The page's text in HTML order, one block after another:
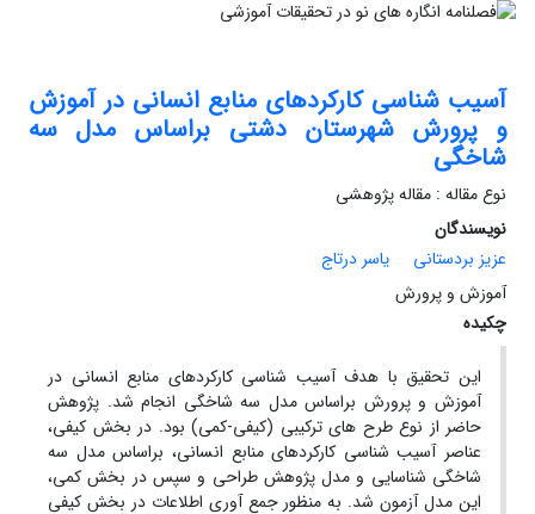
آسیب شناسی کارکردهای منابع انسانی در آموزش
و پرورش شهرستان دشتی براساس مدل سه
شاخگی
نوع مقاله : مقاله پژوهشی
نویسندگان
عزیز بردستانی
یاسر درتاج
آموزش و پرورش
چکیده
این تحقیق با هدف آسیب شناسی کارکردهای منابع انسانی در
آموزش و پرورش براساس مدل سه شاخگی انجام شد. پژوهش
حاضر از نوع طرح های ترکیبی (کیفی-کمی) بود. در بخش کیفی،
عناصر آسیب شناسی کارکردهای منابع انسانی، براساس مدل سه
شاخگی شناسایی و مدل پژوهش طراحی و سپس در بخش کمی،
این مدل آزمون شد. به منظور جمع آوری اطلاعات در بخش کیفی